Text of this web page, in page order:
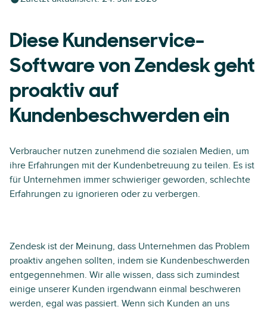
Diese Kundenservice-
Software von Zendesk geht
proaktiv auf
Kundenbeschwerden ein
Verbraucher nutzen zunehmend die sozialen Medien, um
ihre Erfahrungen mit der Kundenbetreuung zu teilen. Es ist
für Unternehmen immer schwieriger geworden, schlechte
Erfahrungen zu ignorieren oder zu verbergen.
Zendesk ist der Meinung, dass Unternehmen das Problem
proaktiv angehen sollten, indem sie Kundenbeschwerden
entgegennehmen. Wir alle wissen, dass sich zumindest
einige unserer Kunden irgendwann einmal beschweren
werden, egal was passiert. Wenn sich Kunden an uns